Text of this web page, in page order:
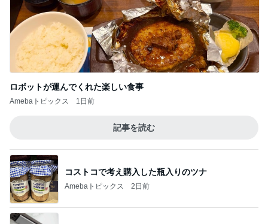
ロボットが運んでくれた楽しい食事
Amebaトピックス 1日前
記事を読む
コストコで考え購入した瓶入りのツナ
Amebaトピックス 2日前